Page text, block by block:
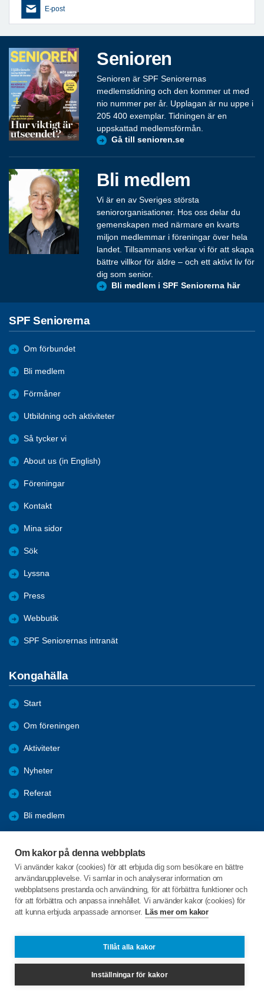
Om kakor på denna webbplats
Vi använder kakor (cookies) för att erbjuda dig som besökare en bättre
användarupplevelse. Vi samlar in och analyserar information om
webbplatsens prestanda och användning, för att förbättra funktioner och
för att förbättra och anpassa innehållet. Vi använder kakor (cookies) för
att kunna erbjuda anpassade annonser. Läs mer om kakor
Tillåt alla kakor
Inställningar för kakor
E-post
Senioren
Senioren är SPF Seniorernas
medlemstidning och den kommer ut med
nio nummer per år. Upplagan är nu uppe i
205 400 exemplar. Tidningen är en
uppskattad medlemsförmån.
Gå till senioren.se
Bli medlem
Vi är en av Sveriges största
seniororganisationer. Hos oss delar du
gemenskapen med närmare en kvarts
miljon medlemmar i föreningar över hela
landet. Tillsammans verkar vi för att skapa
bättre villkor för äldre – och ett aktivt liv för
dig som senior.
Bli medlem i SPF Seniorerna här
SPF Seniorerna
Om förbundet
Bli medlem
Förmåner
Utbildning och aktiviteter
Så tycker vi
About us (in English)
Föreningar
Kontakt
Mina sidor
Sök
Lyssna
Press
Webbutik
SPF Seniorernas intranät
Kongahälla
Start
Om föreningen
Aktiviteter
Nyheter
Referat
Bli medlem
Bildgalleri
Årsmöte 2026
C/o:Gerd Fridh
kongahalla@spfseniorerna.se